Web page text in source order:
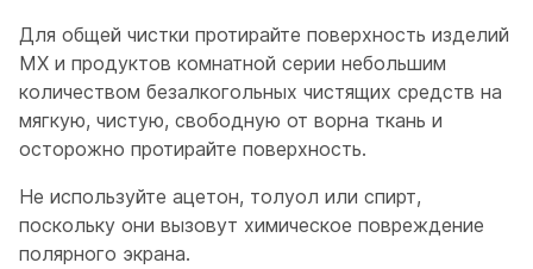
Для общей чистки протирайте поверхность изделий
MX и продуктов комнатной серии небольшим
количеством безалкогольных чистящих средств на
мягкую, чистую, свободную от ворна ткань и
осторожно протирайте поверхность.
Не используйте ацетон, толуол или спирт,
поскольку они вызовут химическое повреждение
полярного экрана.